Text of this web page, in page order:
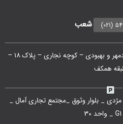
اطلاعات شعب
شعبه مرکزی : ستارخان – بین شادمهر و بهبودی – کوچه نجاری – پلاک ۱۸ –
همکف
مژدی _ بلوار وثوق _مجتمع تجاری آمال _